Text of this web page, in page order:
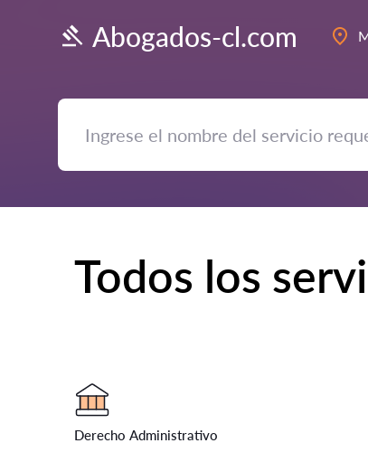
Abogados-cl.com
Todos los
Derecho Administrativo